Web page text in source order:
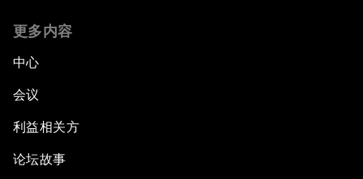
更多内容
中心
会议
利益相关方
论坛故事